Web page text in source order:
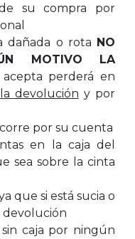
su compra por
dañada o rota NO
MOTIVO LA
perderá en
la devolución y por
por su cuenta
en la caja del
sea sobre la cinta
que si está sucia o
devolución
caja por ningún